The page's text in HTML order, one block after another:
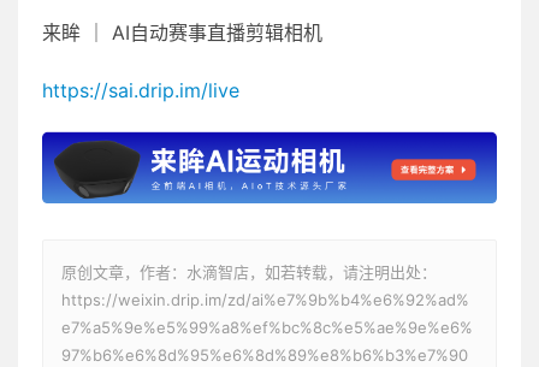
来眸 ｜ AI自动赛事直播剪辑相机
https://sai.drip.im/live
原创文章，作者：水滴智店，如若转载，请注明出处：
https://weixin.drip.im/zd/ai%e7%9b%b4%e6%92%ad%
e7%a5%9e%e5%99%a8%ef%bc%8c%e5%ae%9e%e6%
97%b6%e6%8d%95%e6%8d%89%e8%b6%b3%e7%90